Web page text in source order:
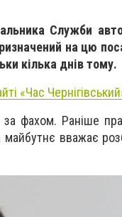
Служби
на цю
кілька днів тому.
«Час
фахом. Раніше
вважає